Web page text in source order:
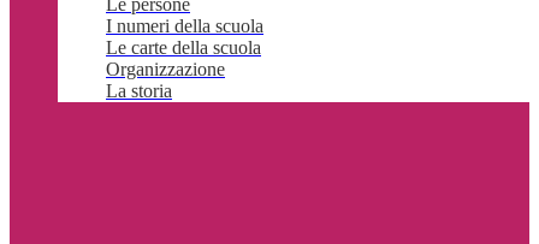
Le persone
I numeri della scuola
Le carte della scuola
Organizzazione
La storia